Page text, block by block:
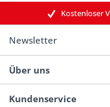
Kostenloser
Newsletter
Über uns
Kundenservice